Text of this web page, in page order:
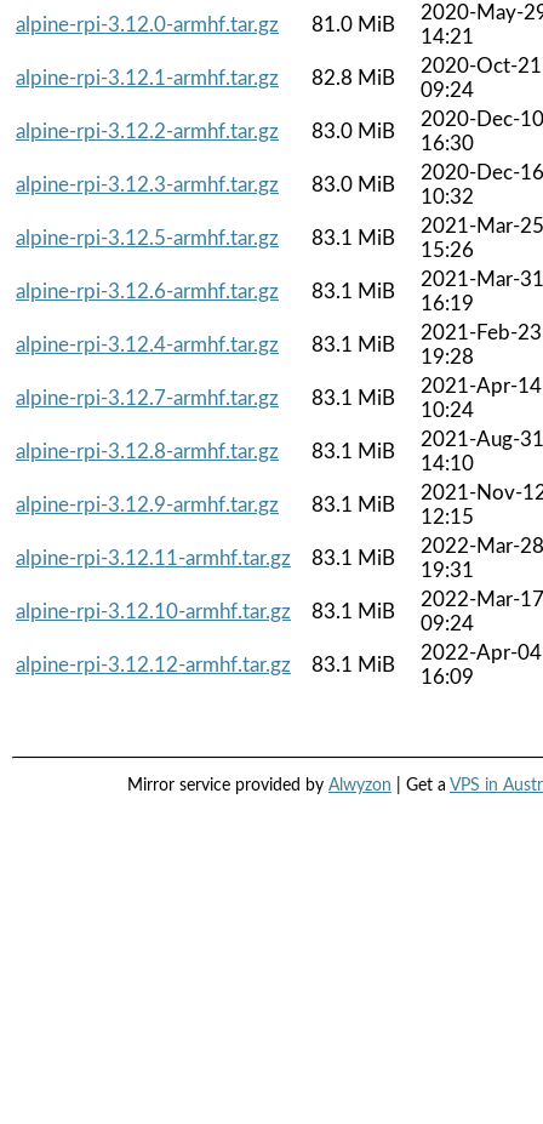
alpine-rpi-3.12.0-armhf.tar.gz
81.0 MiB
2020-May-
14:21
alpine-rpi-3.12.1-armhf.tar.gz
82.8 MiB
2020-Oct-21
09:24
alpine-rpi-3.12.2-armhf.tar.gz
83.0 MiB
2020-Dec-10
16:30
alpine-rpi-3.12.3-armhf.tar.gz
83.0 MiB
2020-Dec-16
10:32
alpine-rpi-3.12.5-armhf.tar.gz
83.1 MiB
2021-Mar-25
15:26
alpine-rpi-3.12.6-armhf.tar.gz
83.1 MiB
2021-Mar-31
16:19
alpine-rpi-3.12.4-armhf.tar.gz
83.1 MiB
2021-Feb-23
19:28
alpine-rpi-3.12.7-armhf.tar.gz
83.1 MiB
2021-Apr-14
10:24
alpine-rpi-3.12.8-armhf.tar.gz
83.1 MiB
2021-Aug-31
14:10
alpine-rpi-3.12.9-armhf.tar.gz
83.1 MiB
2021-Nov-
12:15
alpine-rpi-3.12.11-armhf.tar.gz
83.1 MiB
2022-Mar-28
19:31
alpine-rpi-3.12.10-armhf.tar.gz
83.1 MiB
2022-Mar-17
09:24
alpine-rpi-3.12.12-armhf.tar.gz
83.1 MiB
2022-Apr-04
16:09
Mirror service provided by Alwyzon | Get a VPS in